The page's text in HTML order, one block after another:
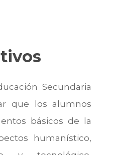
Secundaria
que los alumnos
básicos de la
humanístico,